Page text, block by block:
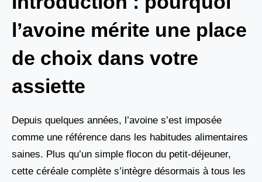
l’avoine mérite une place
de choix dans votre
assiette
Depuis quelques années, l’avoine s’est imposée
comme une référence dans les habitudes alimentaires
saines. Plus qu’un simple flocon du petit-déjeuner,
cette céréale complète s’intègre désormais à tous les